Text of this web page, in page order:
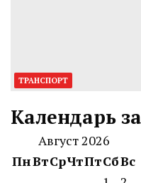
ТРАНСПОРТ
Календарь
Август 2026
ПнВтСрЧтПтСбВс